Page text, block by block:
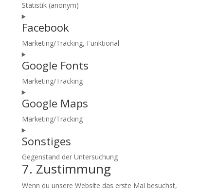
complianz
Statistik (anonym)
Consent
to
service
statistics
Facebook
Marketing/Tracking, Funktional
Consent
to
service
facebook
Google Fonts
Marketing/Tracking
Consent
to
service
fonts
Google Maps
Marketing/Tracking
Consent
to
google-
maps
Sonstiges
Gegenstand der Untersuchung
Consent
service
7. Zustimmung
Wenn du unsere Website das erste Mal besuchst,